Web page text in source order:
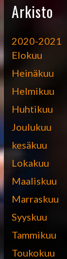
Arkisto
2020-2021
Elokuu
Heinäkuu
Helmikuu
Huhtikuu
Joulukuu
kesäkuu
Lokakuu
Maaliskuu
Marraskuu
Syyskuu
Tammikuu
Toukokuu